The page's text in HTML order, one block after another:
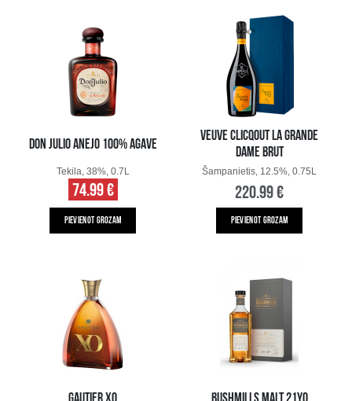
DON JULIO ANEJO 100% AGAVE
Tekila, 38%, 0.7L
74.99 €
PIEVIENOT GROZAM
VEUVE CLICQOUT LA GRANDE
DAME BRUT
Šampanietis, 12.5%, 0.75L
220.99 €
PIEVIENOT GROZAM